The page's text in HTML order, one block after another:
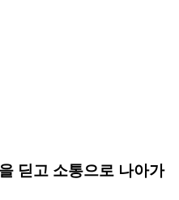
딛고 소통으로 나아가